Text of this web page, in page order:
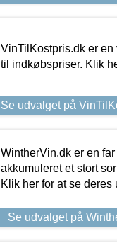
VinTilKostpris.dk er
til indkøbspriser. Klik
Se udvalget på
WintherVin.dk er en
akkumuleret et stort
Klik her for at se deres
Se udvalget på